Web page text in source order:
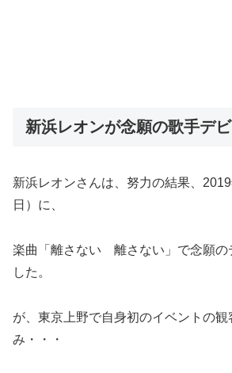
新浜レオンが念願の歌手デビ
新浜レオンさんは、努力の結果、
日）に、
楽曲「離さない 離さない」で念願の
した。
が、東京上野で自身初のイベントの
み・・・